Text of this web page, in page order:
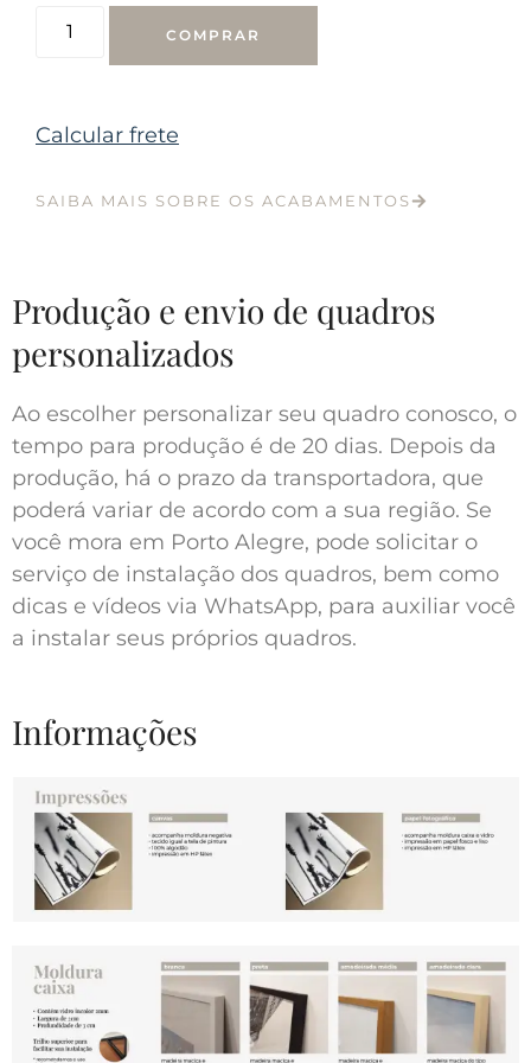
COMPRAR
Calcular frete
SAIBA MAIS SOBRE OS ACABAMENTOS
Produção e envio de quadros
personalizados
Ao escolher personalizar seu quadro conosco, o
tempo para produção é de 20 dias. Depois da
produção, há o prazo da transportadora, que
poderá variar de acordo com a sua região. Se
você mora em Porto Alegre, pode solicitar o
serviço de instalação dos quadros, bem como
dicas e vídeos via WhatsApp, para auxiliar você
a instalar seus próprios quadros.
Informações